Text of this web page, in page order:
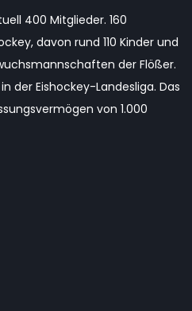
400 Mitglieder. 160
davon rund 110 Kinder und
der Flößer.
der Eishockey-Landesliga. Das
von 1.000